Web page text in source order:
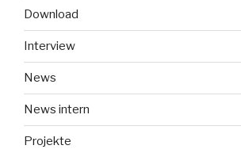
Download
Interview
News
News intern
Projekte